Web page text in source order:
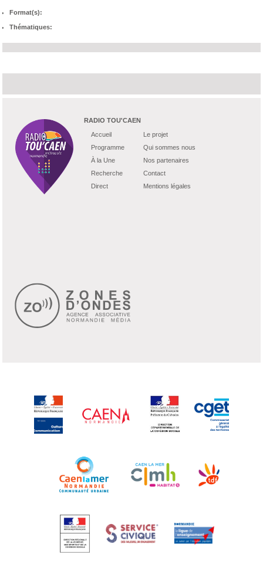
Format(s):
Thématiques:
RADIO TOU'CAEN
Accueil
Programme
À la Une
Recherche
Direct
Le projet
Qui sommes nous
Nos partenaires
Contact
Mentions légales